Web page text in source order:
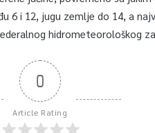
6 i 12, jugu zemlje do 14, a
hidrometeorološkog
0
Article Rating